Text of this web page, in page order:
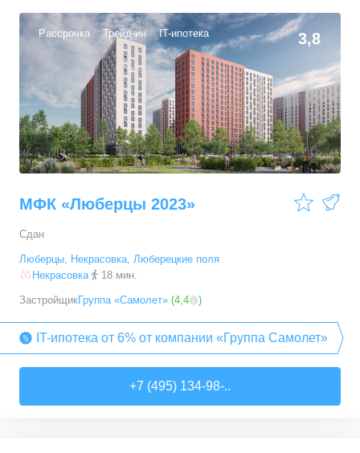
Рассрочка Трейд-ин IT-ипотека 3,8
МФК «Люберцы 2023»
Сдан
Люберцы, Некрасовка, Люберецкие поля
Некрасовка
18 мин.
ЗастройщикГруппа «Самолет» (4,4 )
IT-ипотека от 6% от компании «Группа Самолет»
+7 (495) 134-98-..